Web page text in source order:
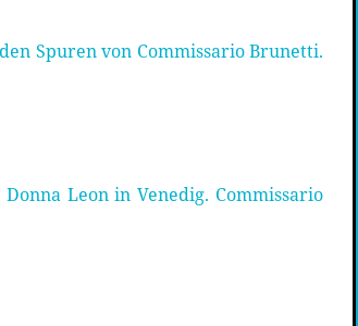
Spuren von Commissario Brunetti.
Leon in Venedig. Commissario